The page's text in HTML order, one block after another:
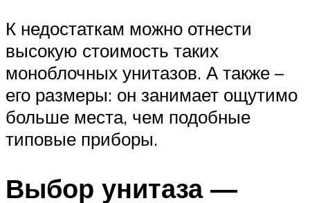
К недостаткам можно отнести
высокую стоимость таких
моноблочных унитазов. А также –
его размеры: он занимает ощутимо
больше места, чем подобные
типовые приборы.
Выбор унитаза —